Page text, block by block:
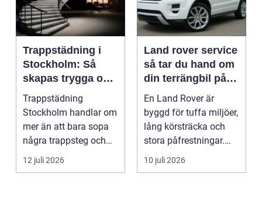
Trappstädning i
Stockholm: Så
skapas trygga och
trivsamma
trapphus
Trappstädning
Stockholm handlar om
mer än att bara sopa
några trappsteg och
torka en...
12 juli 2026
Land rover service
så tar du hand om
din terrängbil på
rätt sätt
En Land Rover är
byggd för tuffa miljöer,
lång körsträcka och
stora påfrestningar.
Samtidigt är det ...
10 juli 2026